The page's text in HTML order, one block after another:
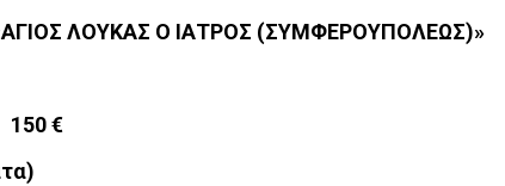
ΛΟΥΚΑΣ Ο ΙΑΤΡΟΣ (ΣΥΜΦΕΡΟΥΠΟΛΕΩΣ)»
€